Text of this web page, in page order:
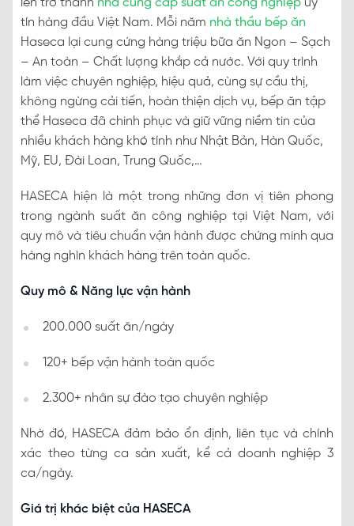
tín hàng đầu Việt Nam. Mỗi năm nhà thầu bếp ăn
Haseca lại cung cứng hàng triệu bữa ăn Ngon – Sạch
– An toàn – Chất lượng khắp cả nước. Với quy trình
làm việc chuyên nghiệp, hiệu quả, cùng sự cầu thị,
không ngừng cải tiến, hoàn thiện dịch vụ, bếp ăn tập
thể Haseca đã chinh phục và giữ vững niềm tin của
nhiều khách hàng khó tính như Nhật Bản, Hàn Quốc,
Mỹ, EU, Đài Loan, Trung Quốc,…
HASECA hiện là một trong những đơn vị tiên phong
trong ngành suất ăn công nghiệp tại Việt Nam, với
quy mô và tiêu chuẩn vận hành được chứng minh qua
hàng nghìn khách hàng trên toàn quốc.
Quy mô & Năng lực vận hành
200.000 suất ăn/ngày
120+ bếp vận hành toàn quốc
2.300+ nhân sự đào tạo chuyên nghiệp
Nhờ đó, HASECA đảm bảo ổn định, liên tục và chính
xác theo từng ca sản xuất, kể cả doanh nghiệp 3
ca/ngày.
Giá trị khác biệt của HASECA